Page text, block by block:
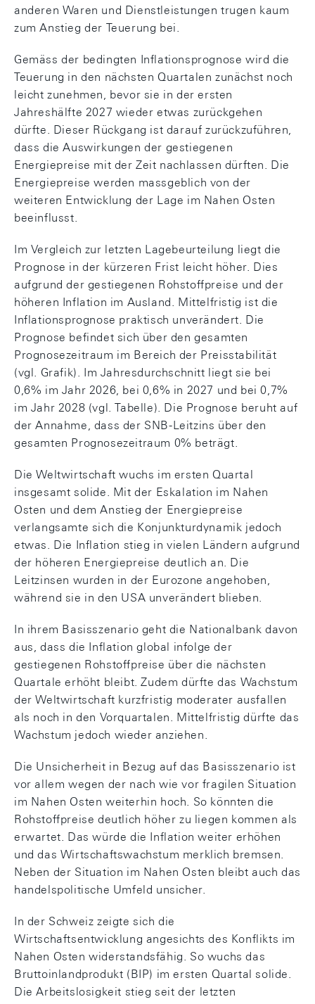
anderen Waren und Dienstleistungen trugen kaum
zum Anstieg der Teuerung bei.
Gemäss der bedingten Inflationsprognose wird die
Teuerung in den nächsten Quartalen zunächst noch
leicht zunehmen, bevor sie in der ersten
Jahreshälfte 2027 wieder etwas zurückgehen
dürfte. Dieser Rückgang ist darauf zurückzuführen,
dass die Auswirkungen der gestiegenen
Energiepreise mit der Zeit nachlassen dürften. Die
Energiepreise werden massgeblich von der
weiteren Entwicklung der Lage im Nahen Osten
beeinflusst.
Im Vergleich zur letzten Lagebeurteilung liegt die
Prognose in der kürzeren Frist leicht höher. Dies
aufgrund der gestiegenen Rohstoffpreise und der
höheren Inflation im Ausland. Mittelfristig ist die
Inflationsprognose praktisch unverändert. Die
Prognose befindet sich über den gesamten
Prognosezeitraum im Bereich der Preisstabilität
(vgl. Grafik). Im Jahresdurchschnitt liegt sie bei
0,6% im Jahr 2026, bei 0,6% in 2027 und bei 0,7%
im Jahr 2028 (vgl. Tabelle). Die Prognose beruht auf
der Annahme, dass der SNB-Leitzins über den
gesamten Prognosezeitraum 0% beträgt.
Die Weltwirtschaft wuchs im ersten Quartal
insgesamt solide. Mit der Eskalation im Nahen
Osten und dem Anstieg der Energiepreise
verlangsamte sich die Konjunkturdynamik jedoch
etwas. Die Inflation stieg in vielen Ländern aufgrund
der höheren Energiepreise deutlich an. Die
Leitzinsen wurden in der Eurozone angehoben,
während sie in den USA unverändert blieben.
In ihrem Basisszenario geht die Nationalbank davon
aus, dass die Inflation global infolge der
gestiegenen Rohstoffpreise über die nächsten
Quartale erhöht bleibt. Zudem dürfte das Wachstum
der Weltwirtschaft kurzfristig moderater ausfallen
als noch in den Vorquartalen. Mittelfristig dürfte das
Wachstum jedoch wieder anziehen.
Die Unsicherheit in Bezug auf das Basisszenario ist
vor allem wegen der nach wie vor fragilen Situation
im Nahen Osten weiterhin hoch. So könnten die
Rohstoffpreise deutlich höher zu liegen kommen als
erwartet. Das würde die Inflation weiter erhöhen
und das Wirtschaftswachstum merklich bremsen.
Neben der Situation im Nahen Osten bleibt auch das
handelspolitische Umfeld unsicher.
In der Schweiz zeigte sich die
Wirtschaftsentwicklung angesichts des Konflikts im
Nahen Osten widerstandsfähig. So wuchs das
Bruttoinlandprodukt (BIP) im ersten Quartal solide.
Die Arbeitslosigkeit stieg seit der letzten